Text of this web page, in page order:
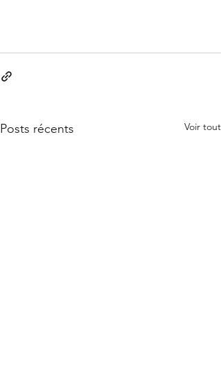
Posts récents Voir tout